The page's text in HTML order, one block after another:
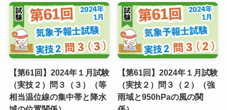
【第61回】2024年１月試験
（実技２）問３（３）（等
相当温位線の集中帯と降水
【第61回】2024年１月試験
（実技２）問３（２）（強
雨域と950hPaの⾵の関